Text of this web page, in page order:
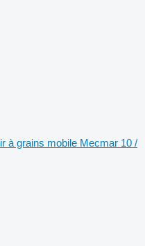
à grains mobile Mecmar 10 /